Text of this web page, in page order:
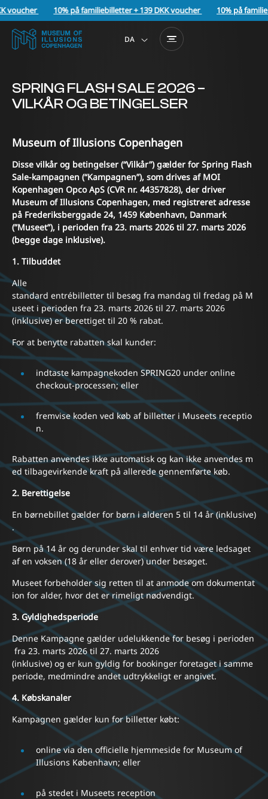
10% på familiebilletter + 139 DKK voucher 10% på
DA
SPRING FLASH SALE 2026 –
VILKÅR OG BETINGELSER
Museum of Illusions Copenhagen
Disse vilkår og betingelser (“Vilkår”) gælder for Spring Flash
Sale-kampagnen (“Kampagnen”), som drives af MOI
Kopenhagen Opco ApS (CVR nr. 44357828), der driver
Museum of Illusions Copenhagen, med registreret adresse
på Frederiksberggade 24, 1459 København, Danmark
(”Museet”), i perioden fra 23. marts 2026 til 27. marts 2026
(begge dage inklusive).
1. Tilbuddet
Alle
standard entrébilletter til besøg fra mandag til fredag på M
useet i perioden fra 23. marts 2026 til 27. marts 2026
(inklusive) er berettiget til 20 % rabat.
For at benytte rabatten skal kunder:
indtaste kampagnekoden SPRING20 under online
checkout-processen; eller
fremvise koden ved køb af billetter i Museets receptio
n.
Rabatten anvendes ikke automatisk og kan ikke anvendes m
ed tilbagevirkende kraft på allerede gennemførte køb.
2. Berettigelse
En børnebillet gælder for børn i alderen 5 til 14 år (inklusive)
.
Børn på 14 år og derunder skal til enhver tid være ledsaget
af en voksen (18 år eller derover) under besøget.
Museet forbeholder sig retten til at anmode om dokumentat
ion for alder, hvor det er rimeligt nødvendigt.
3. Gyldighedsperiode
Denne Kampagne gælder udelukkende for besøg i perioden
fra 23. marts 2026 til 27. marts 2026
(inklusive) og er kun gyldig for bookinger foretaget i samme
periode, medmindre andet udtrykkeligt er angivet.
4. Købskanaler
Kampagnen gælder kun for billetter købt:
online via den officielle hjemmeside for Museum of
Illusions København; eller
på stedet i Museets reception